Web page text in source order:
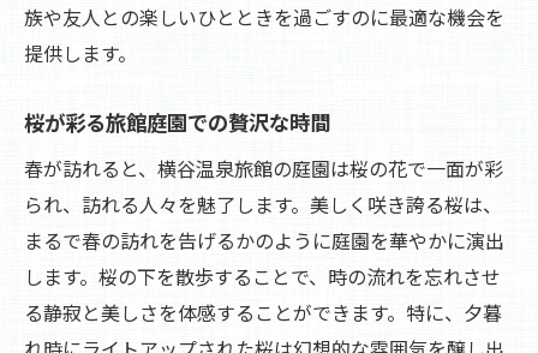
族や友人との楽しいひとときを過ごすのに最適な機会を
提供します。
桜が彩る旅館庭園での贅沢な時間
春が訪れると、横谷温泉旅館の庭園は桜の花で一面が彩
られ、訪れる人々を魅了します。美しく咲き誇る桜は、
まるで春の訪れを告げるかのように庭園を華やかに演出
します。桜の下を散歩することで、時の流れを忘れさせ
る静寂と美しさを体感することができます。特に、夕暮